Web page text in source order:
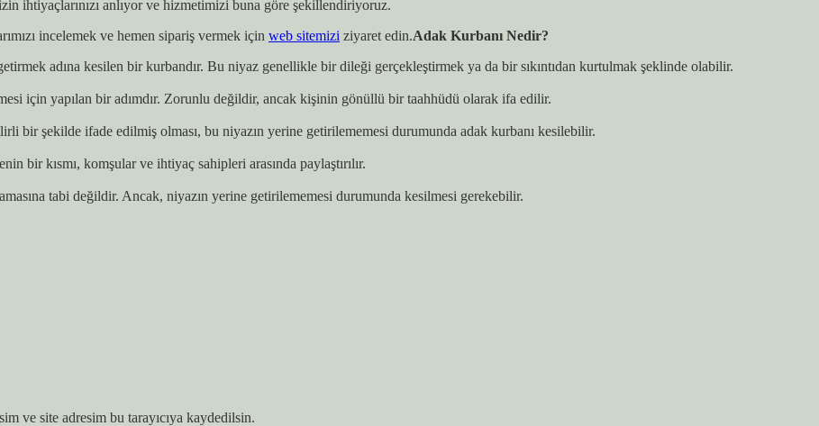
ihtiyaçlarınızı anlıyor ve hizmetimizi buna göre şekillendiriyoruz.
incelemek ve hemen sipariş vermek için web sitemizi ziyaret edin.Adak Kurbanı Nedir?
adına kesilen bir kurbandır. Bu niyaz genellikle bir dileği gerçekleştirmek ya da bir sıkıntıdan kurtulmak şeklinde olabilir.
için yapılan bir adımdır. Zorunlu değildir, ancak kişinin gönüllü bir taahhüdü olarak ifa edilir.
bir şekilde ifade edilmiş olması, bu niyazın yerine getirilememesi durumunda adak kurbanı kesilebilir.
bir kısmı, komşular ve ihtiyaç sahipleri arasında paylaştırılır.
tabi değildir. Ancak, niyazın yerine getirilememesi durumunda kesilmesi gerekebilir.
ve site adresim bu tarayıcıya kaydedilsin.